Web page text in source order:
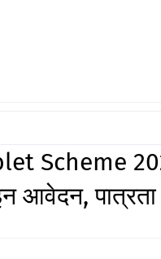
Scheme
आवेदन,